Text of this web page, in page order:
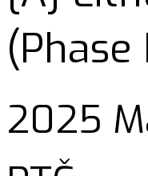
(Phase
2025